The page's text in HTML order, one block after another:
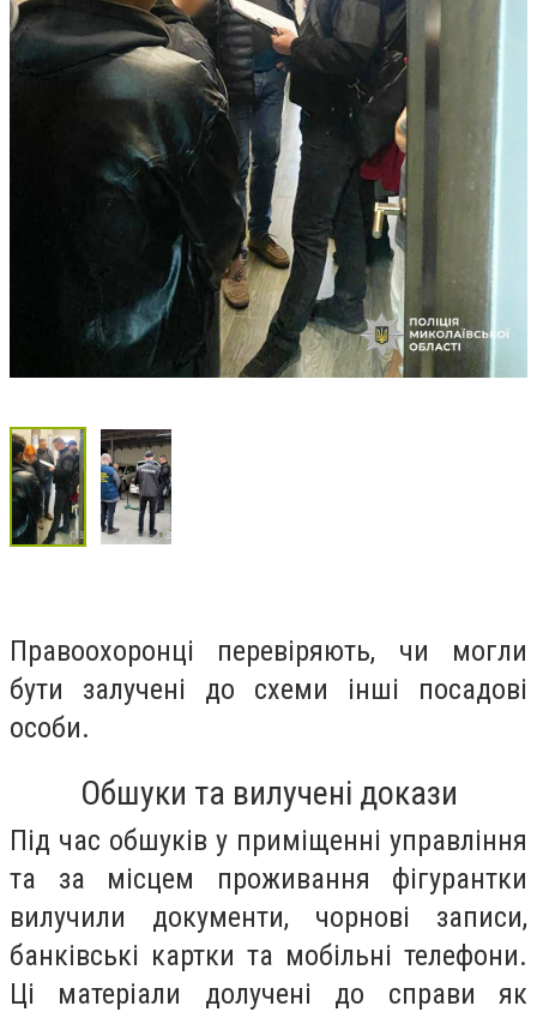
Правоохоронці перевіряють, чи могли
бути залучені до схеми інші посадові
особи.
Обшуки та вилучені докази
Під час обшуків у приміщенні управління
та за місцем проживання фігурантки
вилучили документи, чорнові записи,
банківські картки та мобільні телефони.
Ці матеріали долучені до справи як